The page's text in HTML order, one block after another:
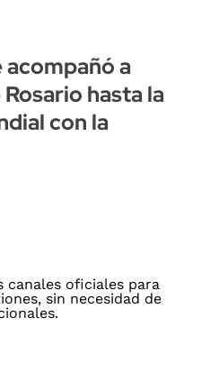
a
hasta la
con la